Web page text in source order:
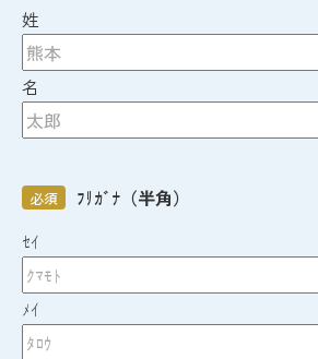
姓
名
ﾌﾘｶﾞﾅ（半角）
必須
ｾｲ
ﾒｲ